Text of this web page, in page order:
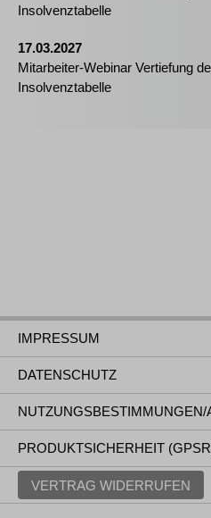
Insolvenztabelle
17.03.2027
Mitarbeiter-Webinar Vertiefung
Insolvenztabelle
IMPRESSUM
DATENSCHUTZ
NUTZUNGSBESTIMMUNGEN/
PRODUKTSICHERHEIT
VERTRAG WIDERRUFEN